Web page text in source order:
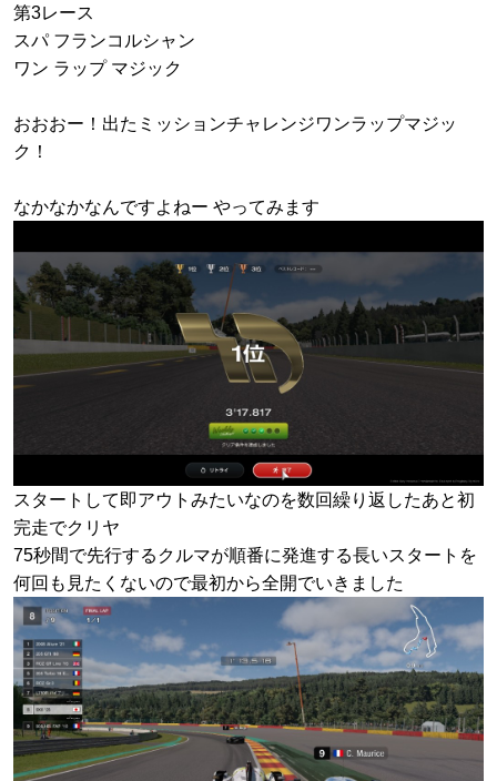
第3レース
スパ フランコルシャン
ワン ラップ マジック
おおおー！出たミッションチャレンジワンラップマジッ
ク！
なかなかなんですよねー やってみます
スタートして即アウトみたいなのを数回繰り返したあと初
完走でクリヤ
75秒間で先行するクルマが順番に発進する長いスタートを
何回も見たくないので最初から全開でいきました